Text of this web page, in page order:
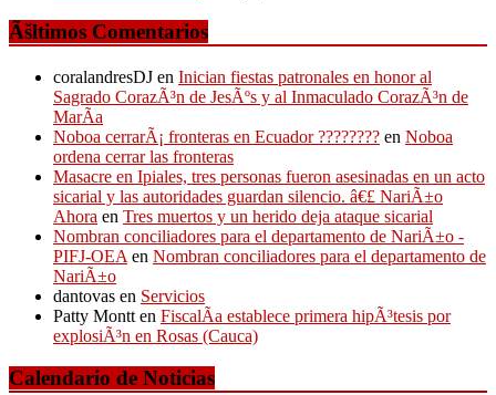
Ãšltimos Comentarios
coralandresDJ en Inician fiestas patronales en honor al
Sagrado CorazÃ³n de JesÃºs y al Inmaculado CorazÃ³n de
MarÃ­a
Noboa cerrarÃ¡ fronteras en Ecuador ???????? en Noboa
ordena cerrar las fronteras
Masacre en Ipiales, tres personas fueron asesinadas en un acto
sicarial y las autoridades guardan silencio. â€£ NariÃ±o
Ahora en Tres muertos y un herido deja ataque sicarial
Nombran conciliadores para el departamento de NariÃ±o -
PIFJ-OEA en Nombran conciliadores para el departamento de
NariÃ±o
dantovas en Servicios
Patty Montt en FiscalÃ­a establece primera hipÃ³tesis por
explosiÃ³n en Rosas (Cauca)
Calendario de Noticias